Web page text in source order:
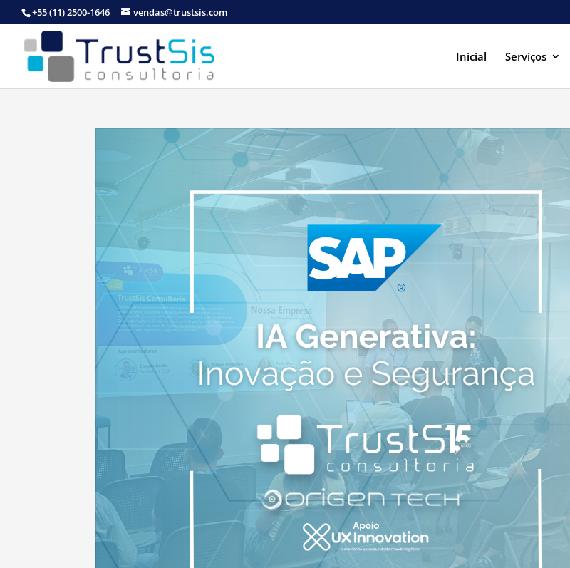
+55 (11) 2500-1646 vendas@trustsis.com
Inicial Serviços